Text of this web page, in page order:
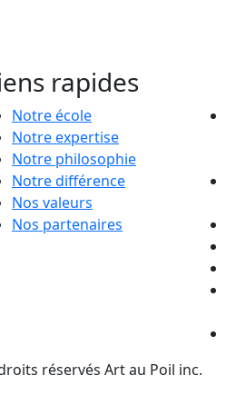
rapides
Notre école
Notre expertise
Notre philosophie
Notre différence
Nos valeurs
Nos partenaires
réservés Art au Poil inc.